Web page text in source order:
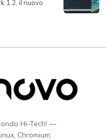
1.2, il nuovo
Hi-Tech! —
Chromium,